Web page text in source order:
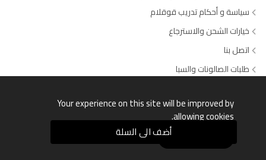
أضف الى السلة
سياسة و أحكام تدريب قوقلام
خيارات الشحن والاسترجاع
اتصل بنا
طلبات الصالونات والسبا
Your experience on this site will be improved by
allowing cookies.